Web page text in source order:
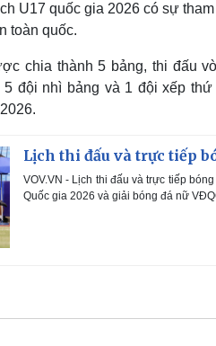
U17 quốc gia 2026 có sự
toàn quốc.
chia thành 5 bảng, thi đấu
5 đội nhì bảng và 1 đội xếp
Lịch thi đấu và trực tiếp
VOV.VN - Lịch thi đấu và trực tiếp
Quốc gia 2026 và giải bóng đá nữ